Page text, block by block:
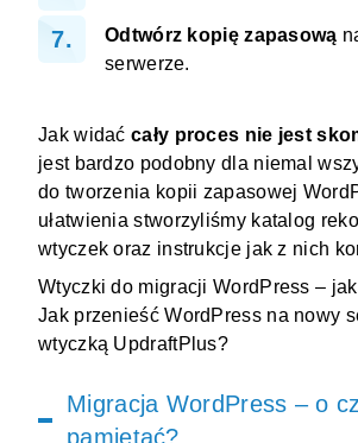
Odtwórz kopię zapasową
serwerze.
Jak widać cały proces nie jest
jest bardzo podobny dla niemal
do tworzenia kopii zapasowej
ułatwienia stworzyliśmy katalog
wtyczek oraz instrukcje jak z nich
Wtyczki do migracji WordPress –
Jak przenieść WordPress na nowy
wtyczką UpdraftPlus?
Migracja WordPress – o
pamiętać?